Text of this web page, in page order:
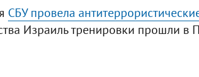
СБУ провела
Израиль тренировки прошли в